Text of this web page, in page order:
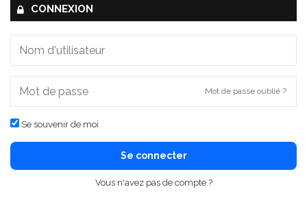
CONNEXION
Mot de passe oublié ?
Se souvenir de moi
Se connecter
Vous n'avez pas de compte ?